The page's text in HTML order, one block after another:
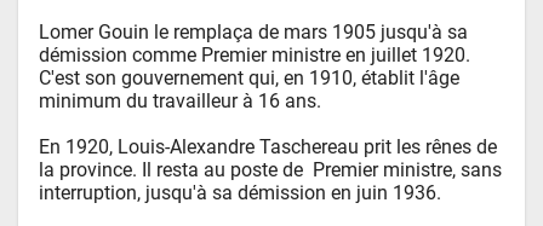
Lomer Gouin le remplaça de mars 1905 jusqu'à sa
démission comme Premier ministre en juillet 1920.
C'est son gouvernement qui, en 1910, établit l'âge
minimum du travailleur à 16 ans.
En 1920, Louis-Alexandre Taschereau prit les rênes de
la province. Il resta au poste de  Premier ministre, sans
interruption, jusqu'à sa démission en juin 1936.